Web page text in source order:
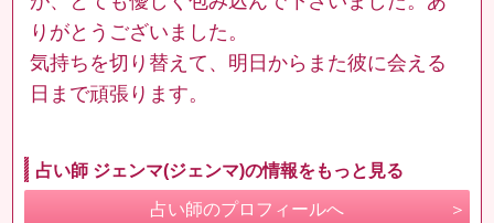
りがとうございました。
気持ちを切り替えて、明日からまた彼に会える
日まで頑張ります。
占い師 ジェンマ(ジェンマ)の情報をもっと見る
占い師のプロフィールへ